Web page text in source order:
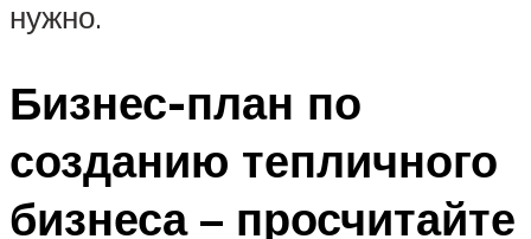
нужно.
Бизнес-план по
созданию тепличного
бизнеса – просчитайте